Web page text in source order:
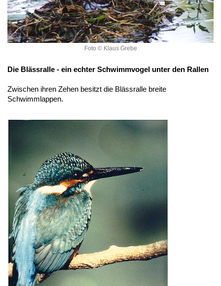
Foto © Klaus Grebe
Die Blässralle - ein echter Schwimmvogel unter den Rallen
Zwischen ihren Zehen besitzt die Blässralle breite
Schwimmlappen.